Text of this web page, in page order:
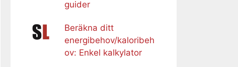
guider
Beräkna ditt
energibehov/kaloribeh
ov: Enkel kalkylator